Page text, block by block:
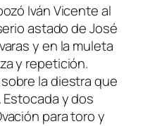
Iván Vicente al
astado de José
y en la muleta
y repetición.
la diestra que
y dos
para toro y